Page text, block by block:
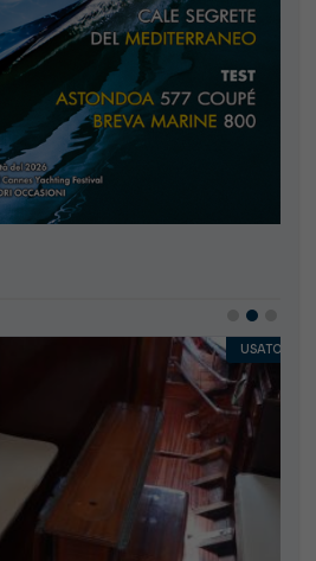
USATO